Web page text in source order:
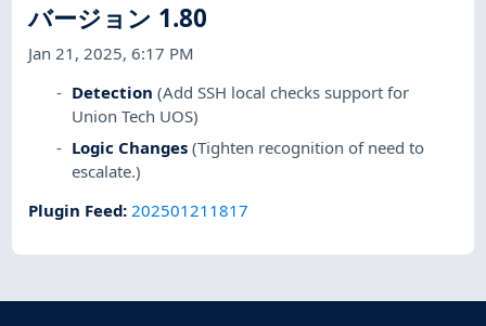
バージョン 1.80
Jan 21, 2025, 6:17 PM
Detection (Add SSH local checks support for
Union Tech UOS)
Logic Changes (Tighten recognition of need to
escalate.)
Plugin Feed:202501211817